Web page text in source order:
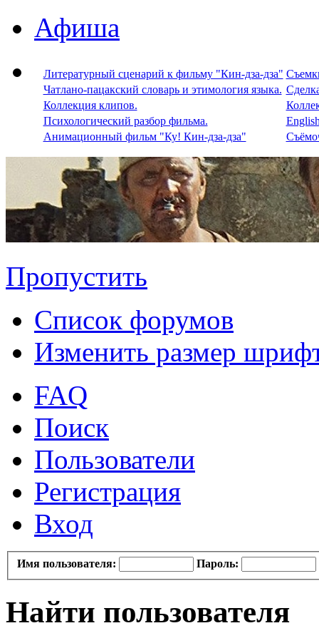
Афиша
Литературный сценарий к фильму "Кин-дза-дза"
Чатлано-пацакский словарь и этимология языка.
Коллекция клипов.
Психологический разбор фильма.
Анимационный фильм "Ку! Кин-дза-дза"
Пропустить
Список форумов
Изменить размер
FAQ
Поиск
Пользователи
Регистрация
Вход
Имя пользователя: Пароль:
Найти пользователя